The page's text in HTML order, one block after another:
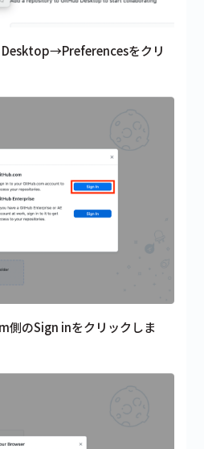
をクリ
のSign inをクリックしま